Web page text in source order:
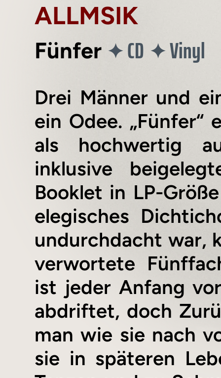
ALLMSIK
Fünfer ✦CD ✦Vinyl
Drei Männer und
ein Odee. „Fünfer“
als hochwertig
inklusive
Booklet in LP-
elegisches
undurchdacht war,
verwortete
ist jeder Anfang
abdriftet, doch
man wie sie nach
sie in späteren